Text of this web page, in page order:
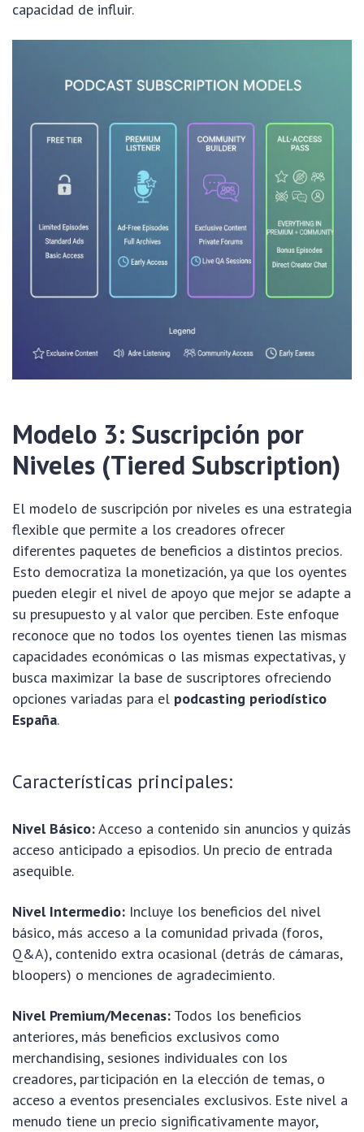
capacidad de influir.
Modelo 3: Suscripción por
Niveles (Tiered Subscription)
El modelo de suscripción por niveles es una estrategia
flexible que permite a los creadores ofrecer
diferentes paquetes de beneficios a distintos precios.
Esto democratiza la monetización, ya que los oyentes
pueden elegir el nivel de apoyo que mejor se adapte a
su presupuesto y al valor que perciben. Este enfoque
reconoce que no todos los oyentes tienen las mismas
capacidades económicas o las mismas expectativas, y
busca maximizar la base de suscriptores ofreciendo
opciones variadas para el podcasting periodístico
España.
Características principales:
Nivel Básico:Acceso a contenido sin anuncios y quizás
acceso anticipado a episodios. Un precio de entrada
asequible.
Nivel Intermedio: Incluye los beneficios del nivel
básico, más acceso a la comunidad privada (foros,
Q&A), contenido extra ocasional (detrás de cámaras,
bloopers) o menciones de agradecimiento.
Nivel Premium/Mecenas: Todos los beneficios
anteriores, más beneficios exclusivos como
merchandising, sesiones individuales con los
creadores, participación en la elección de temas, o
acceso a eventos presenciales exclusivos. Este nivel a
menudo tiene un precio significativamente mayor,